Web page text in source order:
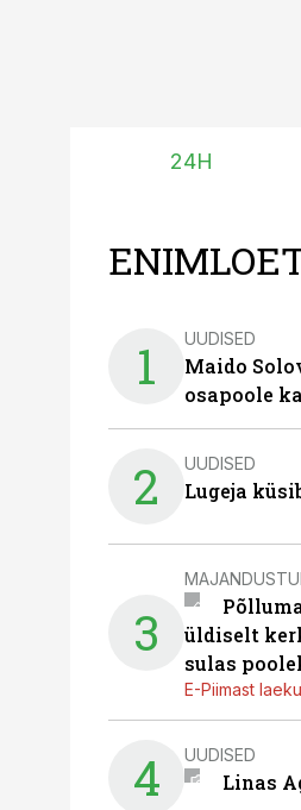
24H
1 UUDISED
Maido
osapoole
2 UUDISED
Lugeja
3
üldiselt
sulas
E-Piimast
4 UUDISED
Linas